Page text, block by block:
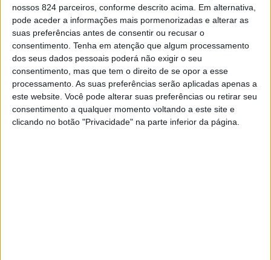
nossos 824 parceiros, conforme descrito acima. Em alternativa,
pode aceder a informações mais pormenorizadas e alterar as
suas preferências antes de consentir ou recusar o
consentimento. Tenha em atenção que algum processamento
dos seus dados pessoais poderá não exigir o seu
consentimento, mas que tem o direito de se opor a esse
processamento. As suas preferências serão aplicadas apenas a
este website. Você pode alterar suas preferências ou retirar seu
consentimento a qualquer momento voltando a este site e
clicando no botão "Privacidade" na parte inferior da página.
Centro de Ciência Viva de Estremoz, onde apresentaram
seis projectos de investigação.
Os trabalhos foram desenvolvidos por alunos do 1.º e 2.º
ciclos, no âmbito do Clube Ciência Viva do CTAN –
Clube CLIC, envolvendo temas ligados à ciência e ao
ambiente.